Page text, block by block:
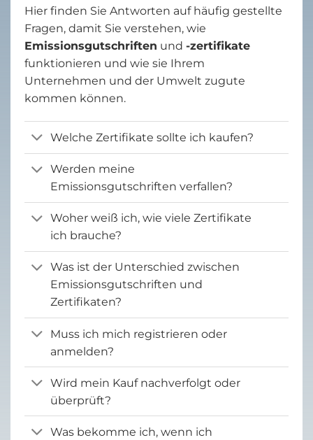
Hier finden Sie Antworten auf häufig gestellte
Fragen, damit Sie verstehen, wie
Emissionsgutschriften und -zertifikate
funktionieren und wie sie Ihrem
Unternehmen und der Umwelt zugute
kommen können.
Welche Zertifikate sollte ich kaufen?
Werden meine
Emissionsgutschriften verfallen?
Woher weiß ich, wie viele Zertifikate
ich brauche?
Was ist der Unterschied zwischen
Emissionsgutschriften und
Zertifikaten?
Muss ich mich registrieren oder
anmelden?
Wird mein Kauf nachverfolgt oder
überprüft?
Was bekomme ich, wenn ich